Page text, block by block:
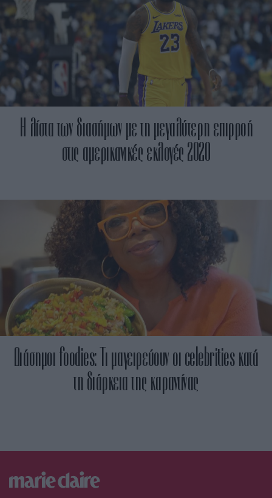
H λίστα των διασήμων με τη μεγαλύτερη επιρροή
στις αμερικανικές εκλογές 2020
Διάσημοι foodies: Τι μαγειρεύουν οι celebrities κατά
τη διάρκεια της καραντίνας